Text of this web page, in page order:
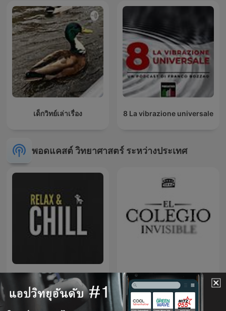
เด็กวิทย์เล่าเรื่อง 8 La vibrazione universale
พอดแคสต์ วิทยาศาสตร์ ระหว่างประเทศ
Relax & Chill El colegio invisible